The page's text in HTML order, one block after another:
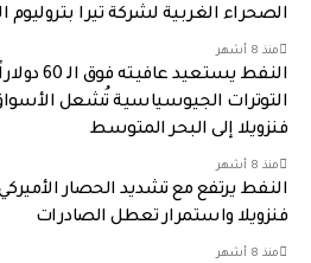
الصحراء الغربية لشركة تيرا بتروليوم
منذ 8 أشهر
النفط يستعيد عافيته فوق
التوترات الجيوسياسية تُشعل
فنزويلا إلى البحر المتوسط
منذ 8 أشهر
النفط يرتفع مع تشديد الحصار
فنزويلا واستمرار تعطل الصادرات
منذ 8 أشهر